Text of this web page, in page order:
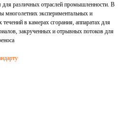
для различных отраслей промышленности. В
многолетних экспериментальных и
в камерах сгорания, аппаратах для
закрученных и отрывных потоков для